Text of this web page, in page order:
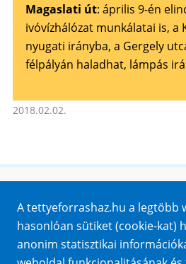
Magaslati út: április 9-én
ivóvízhálózat munkálatai is, a
nyugati irányba, a Gergely
félpályán haladhat, lámpás
2018.02.02.
Impresszum
Sütik
Adatvédelem
A tettyeforrashaz.hu a legtöbb
hasonlóan sütiket (cookie-kat)
anonim statisztikai